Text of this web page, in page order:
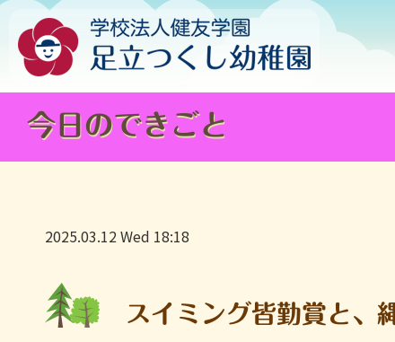
今日のできごと
2025.03.12 Wed 18:18
スイミング皆勤賞と、